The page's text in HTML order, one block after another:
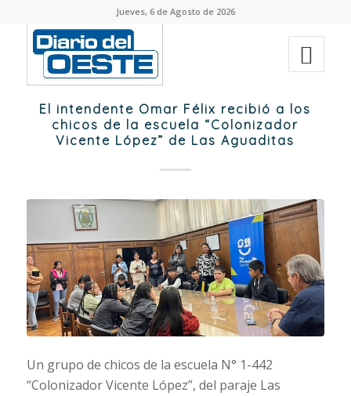
Jueves, 6 de Agosto de 2026
El intendente Omar Félix recibió a los
chicos de la escuela “Colonizador
Vicente López” de Las Aguaditas
Un grupo de chicos de la escuela N° 1-442
“Colonizador Vicente López”, del paraje Las